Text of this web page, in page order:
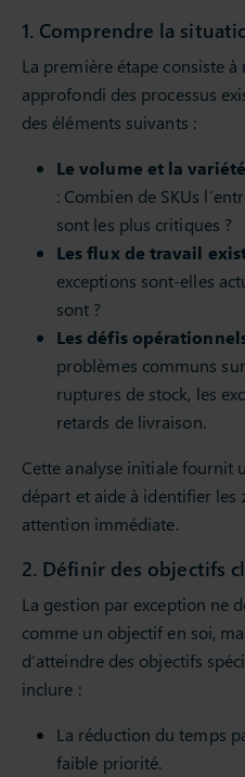
1. Comprendre la
La première étape consiste
approfondi des processus
des éléments suivants :
Le volume et la
: Combien de SKUs
sont les plus critiques ?
Les flux de travail
exceptions sont-elles
sont ?
Les défis
problèmes communs
ruptures de stock, les
retards de livraison.
Cette analyse initiale fournit
départ et aide à identifier les
attention immédiate.
2. Définir des objectifs
La gestion par exception ne
comme un objectif en soi,
d’atteindre des objectifs
inclure :
La réduction du temps
faible priorité.